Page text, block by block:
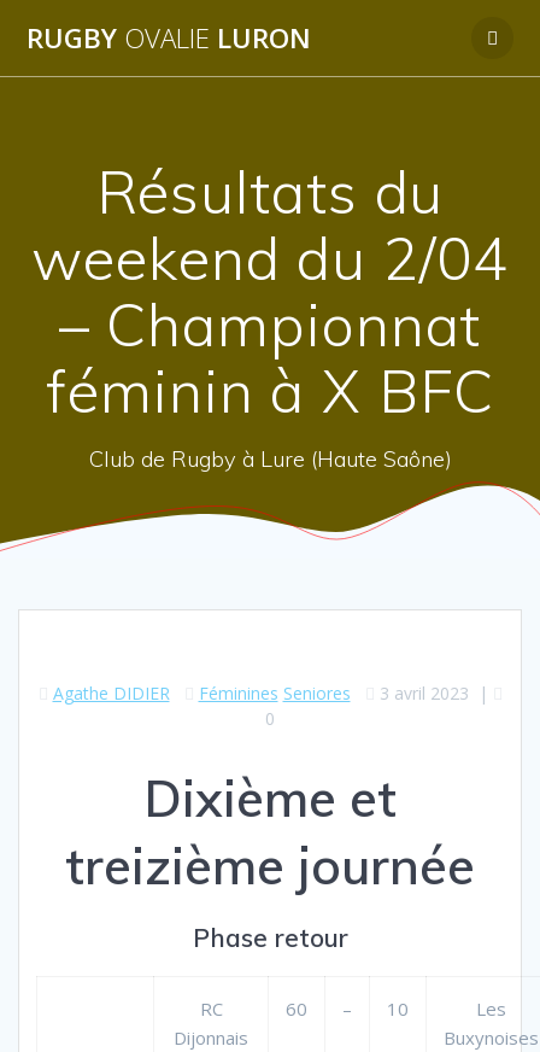
au
RUGBY OVALIE LURON
Résultats du
weekend du 2/04
– Championnat
féminin à X BFC
Club de Rugby à Lure (Haute Saône)
Agathe DIDIER Féminines Seniores 3 avril 2023 |
0
Dixième et
treizième journée
Phase retour
RC
Dijonnais
60 – 10
Les
Buxynoises